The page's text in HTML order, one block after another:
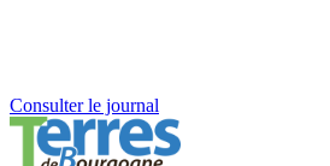
Consulter le journal